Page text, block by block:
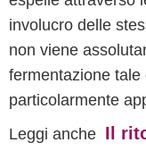
involucro delle
non viene
fermentazione tale
particolarmente
Leggi anche Il